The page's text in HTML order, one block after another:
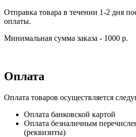
Отправка товара в течении 1-2 дня
оплаты.
Минимальная сумма заказа - 1000 р.
Оплата
Оплата товаров осуществляется
Оплата банковской картой
Оплата безналичным
(реквизиты)